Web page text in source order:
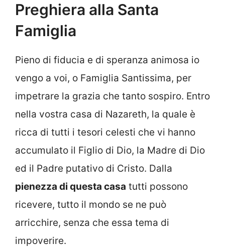
Preghiera alla Santa
Famiglia
Pieno di fiducia e di speranza animosa io
vengo a voi, o Famiglia Santissima, per
impetrare la grazia che tanto sospiro. Entro
nella vostra casa di Nazareth, la quale è
ricca di tutti i tesori celesti che vi hanno
accumulato il Figlio di Dio, la Madre di Dio
ed il Padre putativo di Cristo. Dalla
pienezza di questa casa tutti possono
ricevere, tutto il mondo se ne può
arricchire, senza che essa tema di
impoverire.